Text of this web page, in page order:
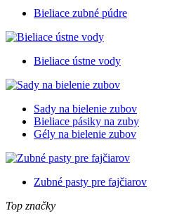
Bieliace zubné púdre
Bieliace ústne vody
Sady na bielenie zubov
Bieliace pásiky na zuby
Gély na bielenie zubov
Zubné pasty pre fajčiarov
Top značky